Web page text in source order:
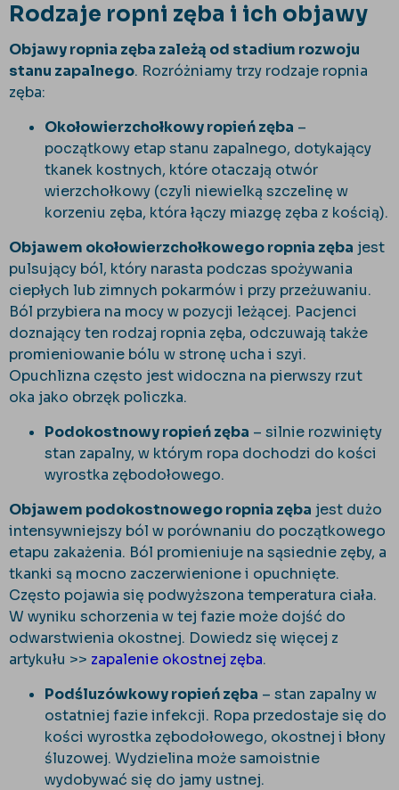
Rodzaje ropni zęba i ich objawy
Objawy ropnia zęba zależą od stadium rozwoju
stanu zapalnego. Rozróżniamy trzy rodzaje ropnia
zęba:
Okołowierzchołkowy ropień zęba –
początkowy etap stanu zapalnego, dotykający
tkanek kostnych, które otaczają otwór
wierzchołkowy (czyli niewielką szczelinę w
korzeniu zęba, która łączy miazgę zęba z kością).
Objawem okołowierzchołkowego ropnia zęba jest
pulsujący ból, który narasta podczas spożywania
ciepłych lub zimnych pokarmów i przy przeżuwaniu.
Ból przybiera na mocy w pozycji leżącej. Pacjenci
doznający ten rodzaj ropnia zęba, odczuwają także
promieniowanie bólu w stronę ucha i szyi.
Opuchlizna często jest widoczna na pierwszy rzut
oka jako obrzęk policzka.
Podokostnowy ropień zęba – silnie rozwinięty
stan zapalny, w którym ropa dochodzi do kości
wyrostka zębodołowego.
Objawem podokostnowego ropnia zęba jest dużo
intensywniejszy ból w porównaniu do początkowego
etapu zakażenia. Ból promieniuje na sąsiednie zęby, a
tkanki są mocno zaczerwienione i opuchnięte.
Często pojawia się podwyższona temperatura ciała.
W wyniku schorzenia w tej fazie może dojść do
odwarstwienia okostnej. Dowiedz się więcej z
artykułu >> zapalenie okostnej zęba.
Podśluzówkowy ropień zęba – stan zapalny w
ostatniej fazie infekcji. Ropa przedostaje się do
kości wyrostka zębodołowego, okostnej i błony
śluzowej. Wydzielina może samoistnie
wydobywać się do jamy ustnej.